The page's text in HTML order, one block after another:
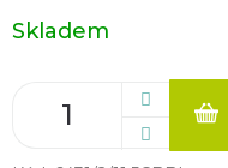
Měrná
cena:
Skladem